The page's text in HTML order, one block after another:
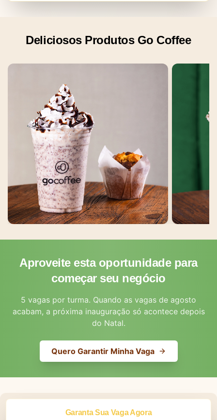
Deliciosos Produtos Go Coffee
Aproveite esta oportunidade para
começar seu negócio
5 vagas por turma. Quando as vagas de agosto
acabam, a próxima inauguração só acontece depois
do Natal.
Quero Garantir Minha Vaga
Garanta Sua Vaga Agora